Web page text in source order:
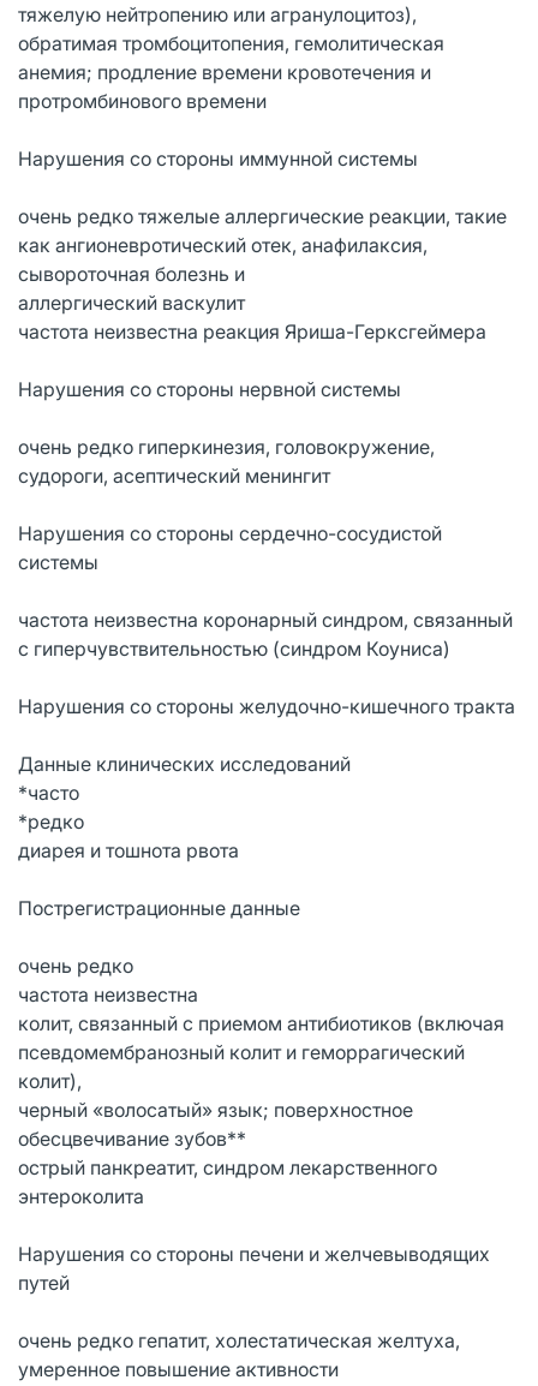
тяжелую нейтропению или агранулоцитоз),
обратимая тромбоцитопения, гемолитическая
анемия; продление времени кровотечения и
протромбинового времени
Нарушения со стороны иммунной системы
очень редко тяжелые аллергические реакции, такие
как ангионевротический отек, анафилаксия,
сывороточная болезнь и
аллергический васкулит
частота неизвестна реакция Яриша-Герксгеймера
Нарушения со стороны нервной системы
очень редко гиперкинезия, головокружение,
судороги, асептический менингит
Нарушения со стороны сердечно-сосудистой
системы
частота неизвестна коронарный синдром, связанный
с гиперчувствительностью (синдром Коуниса)
Нарушения со стороны желудочно-кишечного тракта
Данные клинических исследований
*часто
*редко
диарея и тошнота рвота
Пострегистрационные данные
очень редко
частота неизвестна
колит, связанный с приемом антибиотиков (включая
псевдомембранозный колит и геморрагический
колит),
черный «волосатый» язык; поверхностное
обесцвечивание зубов**
острый панкреатит, синдром лекарственного
энтероколита
Нарушения со стороны печени и желчевыводящих
путей
очень редко гепатит, холестатическая желтуха,
умеренное повышение активности